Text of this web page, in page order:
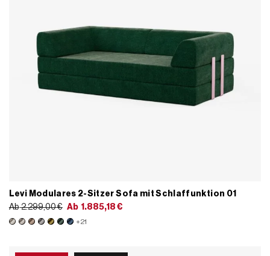
+21
Levi Modulares 2-Sitzer Sofa mit Schlaffunktion 01
Ab 2.299,00€ Ab 1.885,18 €